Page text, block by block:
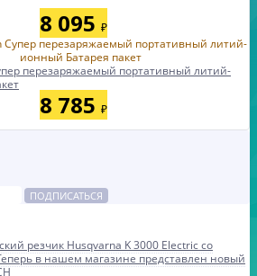
8 095 ₽
перезаряжаемый портативный литий-
8 785 ₽
ПОДПИСАТЬСЯ
резчик Husqvarna K 3000 Electric со
в нашем магазине представлен новый